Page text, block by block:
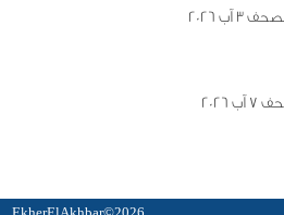
آب 2026
2026